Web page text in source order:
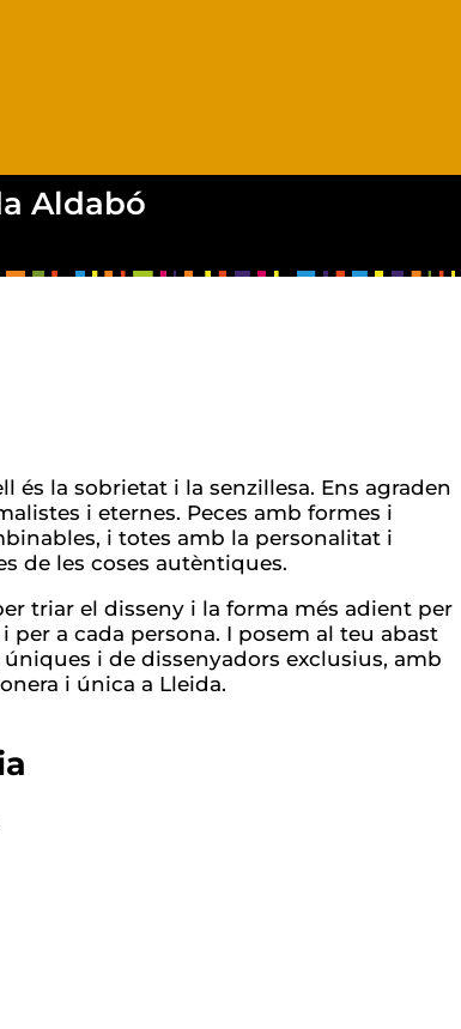
Aldabó
és la sobrietat i la senzillesa. Ens agraden
i eternes. Peces amb formes i
i totes amb la personalitat i
de les coses autèntiques.
triar el disseny i la forma més adient per
per a cada persona. I posem al teu abast
úniques i de dissenyadors exclusius, amb
i única a Lleida.